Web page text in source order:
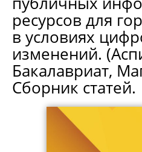
ресурсов для
в условиях
изменений.
Бакалавриат,
Сборник статей.